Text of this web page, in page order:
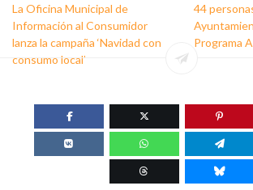
La Oficina Municipal de
Información al Consumidor
lanza la campaña ‘Navidad con
consumo local’
44
Programa